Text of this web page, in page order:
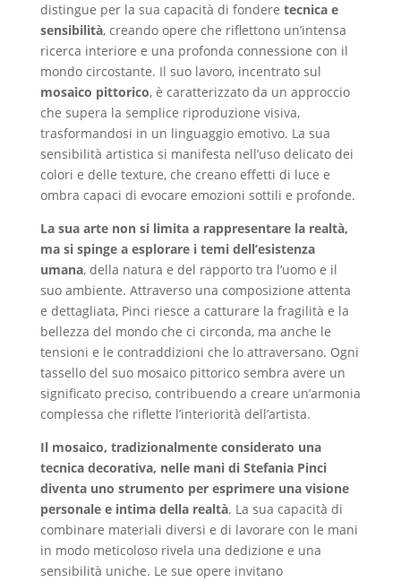
distingue per la sua capacità di fondere tecnica e
sensibilità, creando opere che riflettono un’intensa
ricerca interiore e una profonda connessione con il
mondo circostante. Il suo lavoro, incentrato sul
mosaico pittorico, è caratterizzato da un approccio
che supera la semplice riproduzione visiva,
trasformandosi in un linguaggio emotivo. La sua
sensibilità artistica si manifesta nell’uso delicato dei
colori e delle texture, che creano effetti di luce e
ombra capaci di evocare emozioni sottili e profonde.
La sua arte non si limita a rappresentare la realtà,
ma si spinge a esplorare i temi dell’esistenza
umana, della natura e del rapporto tra l’uomo e il
suo ambiente. Attraverso una composizione attenta
e dettagliata, Pinci riesce a catturare la fragilità e la
bellezza del mondo che ci circonda, ma anche le
tensioni e le contraddizioni che lo attraversano. Ogni
tassello del suo mosaico pittorico sembra avere un
significato preciso, contribuendo a creare un’armonia
complessa che riflette l’interiorità dell’artista.
Il mosaico, tradizionalmente considerato una
tecnica decorativa, nelle mani di Stefania Pinci
diventa uno strumento per esprimere una visione
personale e intima della realtà. La sua capacità di
combinare materiali diversi e di lavorare con le mani
in modo meticoloso rivela una dedizione e una
sensibilità uniche. Le sue opere invitano